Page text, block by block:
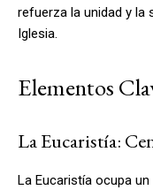
refuerza la unidad y la
Iglesia.
Elementos
La Eucaristía:
La Eucaristía ocupa